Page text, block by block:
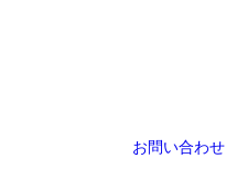
お問い合わせ